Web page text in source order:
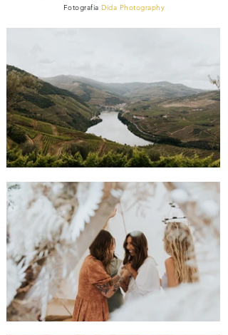
FotografiaDida Photography